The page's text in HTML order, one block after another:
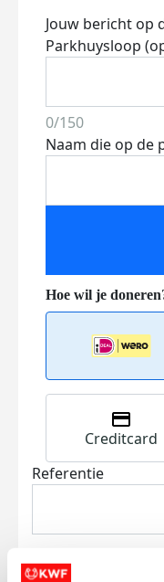
Jouw bericht op
Parkhuysloop
0/150
Naam die op de
Creditcard
Referentie